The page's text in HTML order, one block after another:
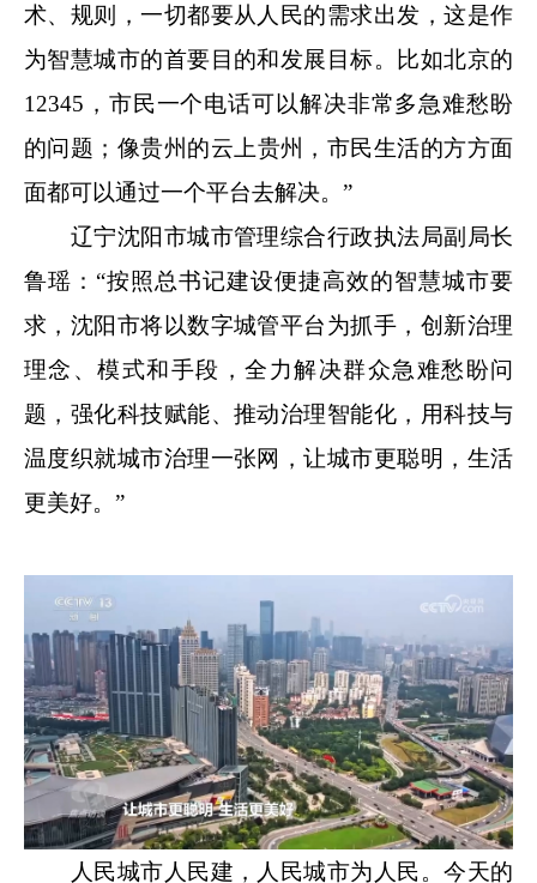
术、规则，一切都要从人民的需求出发，这是作
为智慧城市的首要目的和发展目标。比如北京的
12345，市民一个电话可以解决非常多急难愁盼
的问题；像贵州的云上贵州，市民生活的方方面
面都可以通过一个平台去解决。”
辽宁沈阳市城市管理综合行政执法局副局长
鲁瑶：“按照总书记建设便捷高效的智慧城市要
求，沈阳市将以数字城管平台为抓手，创新治理
理念、模式和手段，全力解决群众急难愁盼问
题，强化科技赋能、推动治理智能化，用科技与
温度织就城市治理一张网，让城市更聪明，生活
更美好。”
人民城市人民建，人民城市为人民。今天的